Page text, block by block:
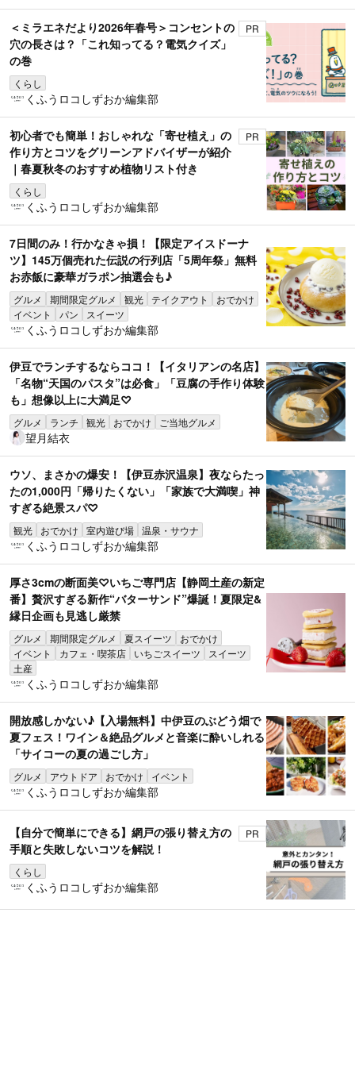
＜ミラエネだより2026年春号＞コンセントの
穴の長さは？「これ知ってる？電気クイズ」
の巻
くらし
PR
くふうロコしずおか編集部
初心者でも簡単！おしゃれな「寄せ植え」の
作り方とコツをグリーンアドバイザーが紹介
｜春夏秋冬のおすすめ植物リスト付き
くらし
PR
くふうロコしずおか編集部
7日間のみ！行かなきゃ損！【限定アイスドーナ
ツ】145万個売れた伝説の行列店「5周年祭」無料
お赤飯に豪華ガラポン抽選会も♪
グルメ 期間限定グルメ 観光 テイクアウト
おでかけ
イベント
パン スイーツ
くふうロコしずおか編集部
伊豆でランチするならココ！【イタリアンの名店】
「名物“天国のパスタ”は必食」「豆腐の手作り体験
も」想像以上に大満足♡
グルメ ランチ 観光 おでかけ ご当地グルメ
望月結衣
ウソ、まさかの爆安！【伊豆赤沢温泉】夜ならたっ
たの1,000円「帰りたくない」「家族で大満喫」神
すぎる絶景スパ♡
観光 おでかけ 室内遊び場 温泉・サウナ
くふうロコしずおか編集部
厚さ3cmの断面美♡いちご専門店【静岡土産の新定
番】贅沢すぎる新作“バターサンド”爆誕！夏限定&
縁日企画も見逃し厳禁
グルメ 期間限定グルメ 夏スイーツ
おでかけ
イベント
カフェ・喫茶店 いちごスイーツ
スイーツ
土産
くふうロコしずおか編集部
開放感しかない♪【入場無料】中伊豆のぶどう畑で
夏フェス！ワイン＆絶品グルメと音楽に酔いしれる
「サイコーの夏の過ごし方」
グルメ アウトドア おでかけ イベント
くふうロコしずおか編集部
【自分で簡単にできる】網戸の張り替え方の
手順と失敗しないコツを解説！
くらし
PR
くふうロコしずおか編集部